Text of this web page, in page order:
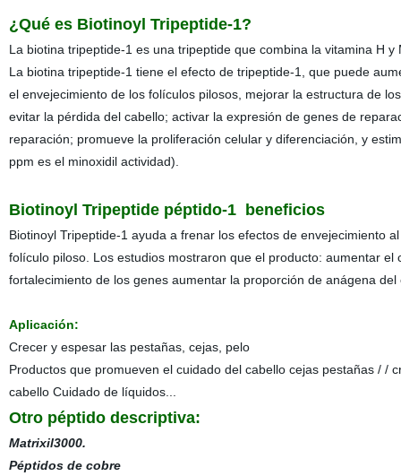
¿Qué es Biotinoyl Tripeptide-1?
La biotina tripeptide-1 es una tripeptide que combina la vitamina H y
La biotina tripeptide-1 tiene el efecto de tripeptide-1, que puede
el envejecimiento de los folículos pilosos, mejorar la estructura de
evitar la pérdida del cabello; activar la expresión de genes de
reparación; promueve la proliferación celular y diferenciación, y
ppm es el minoxidil actividad).
Biotinoyl Tripeptide péptido-1 beneficios
Biotinoyl Tripeptide-1 ayuda a frenar los efectos de envejecimiento
folículo piloso. Los estudios mostraron que el producto: aumentar
fortalecimiento de los genes aumentar la proporción de anágena del
Aplicación:
Crecer y espesar las pestañas, cejas, pelo
Productos que promueven el cuidado del cabello cejas pestañas / /
cabello Cuidado de líquidos...
Otro péptido descriptiva:
Matrixil3000.
Péptidos de cobre